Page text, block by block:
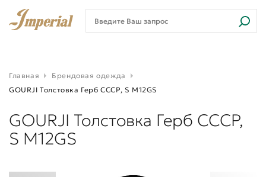
Главная
Брендовая одежда
GOURJI Толстовка Герб СССР, S M12GS
GOURJI Толстовка Герб СССР,
S M12GS